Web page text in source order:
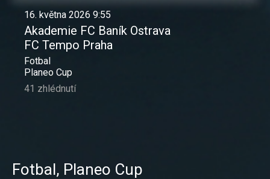
16. května 2026 9:55
Akademie FC Baník Ostrava
FC Tempo Praha
Fotbal
Planeo Cup
41 zhlédnutí
Fotbal, Planeo Cup